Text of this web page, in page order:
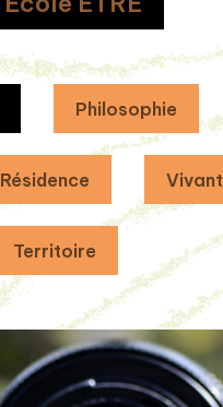
Philosophie
Résidence Vivant
Territoire